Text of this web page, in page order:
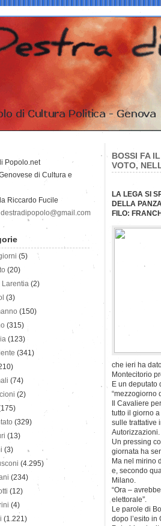
BOSSI FA
VOTO,
LA LEGA SI
DELLA
FILO:
che ieri ha
Montecitorio
E un
“mezzogiorno
Il Cavaliere
tutto il giorno
sulle trattative
Autorizzazioni.
Un pressing
giornata ha
Ma nel mirino
e, secondo
Milano.
“Ora –
elettorale”.
Le parole di
dopo l’esito in
Popolo.net
di Cultura e
Riccardo Fucile
(5)
(20)
Larentia (2)
(3)
(150)
(315)
(123)
(341)
(74)
(2)
(329)
(13)
(3)
(4.295)
(234)
(12)
(4)
(1.221)